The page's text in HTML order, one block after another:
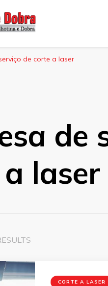
Corte e
de corte a laser
de
laser
CORTE A LASER